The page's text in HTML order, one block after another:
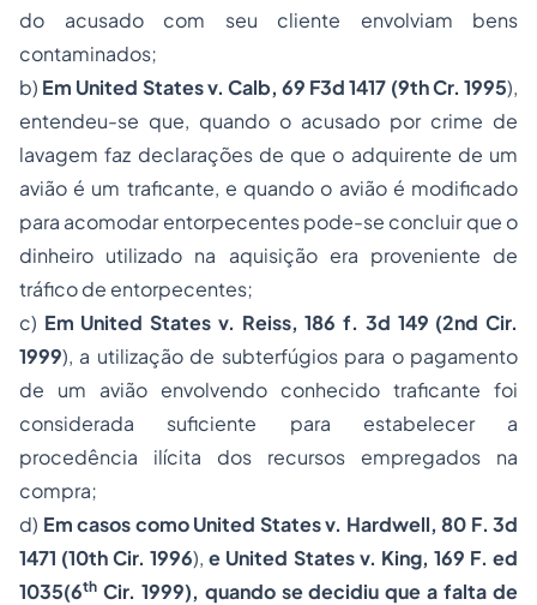
do acusado com seu cliente envolviam bens
contaminados;
b) Em United States v. Calb, 69 F3d 1417 (9th Cr. 1995),
entendeu-se que, quando o acusado por crime de
lavagem faz declarações de que o adquirente de um
avião é um traficante, e quando o avião é modificado
para acomodar entorpecentes pode-se concluir que o
dinheiro utilizado na aquisição era proveniente de
tráfico de entorpecentes;
c) Em United States v. Reiss, 186 f. 3d 149 (2nd Cir.
1999), a utilização de subterfúgios para o pagamento
de um avião envolvendo conhecido traficante foi
considerada suficiente para estabelecer a
procedência ilícita dos recursos empregados na
compra;
d) Em casos como United States v. Hardwell, 80 F. 3d
1471 (10th Cir. 1996),e United States v. King, 169 F. ed
1035(6th Cir. 1999), quando se decidiu que a falta de